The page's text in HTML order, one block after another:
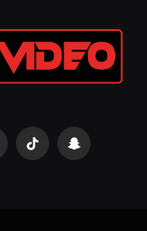
TikTok Snapchat